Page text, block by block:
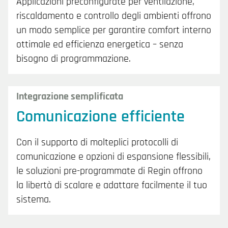
riscaldamento e controllo degli ambienti offrono
un modo semplice per garantire comfort interno
ottimale ed efficienza energetica – senza
bisogno di programmazione.
Integrazione semplificata
Comunicazione efficiente
Con il supporto di molteplici protocolli di
comunicazione e opzioni di espansione flessibili,
le soluzioni pre-programmate di Regin offrono
la libertà di scalare e adattare facilmente il tuo
sistema.